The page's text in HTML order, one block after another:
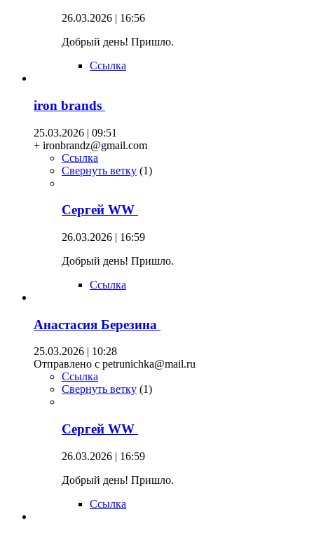
26.03.2026 | 16:56
Добрый день! Пришло.
Ссылка
iron brands
25.03.2026 | 09:51
+ ironbrandz@gmail.com
Ссылка
Свернуть ветку (1)
Сергей WW
26.03.2026 | 16:59
Добрый день! Пришло.
Ссылка
Анастасия Березина
25.03.2026 | 10:28
Отправлено с petrunichka@mail.ru
Ссылка
Свернуть ветку (1)
Сергей WW
26.03.2026 | 16:59
Добрый день! Пришло.
Ссылка